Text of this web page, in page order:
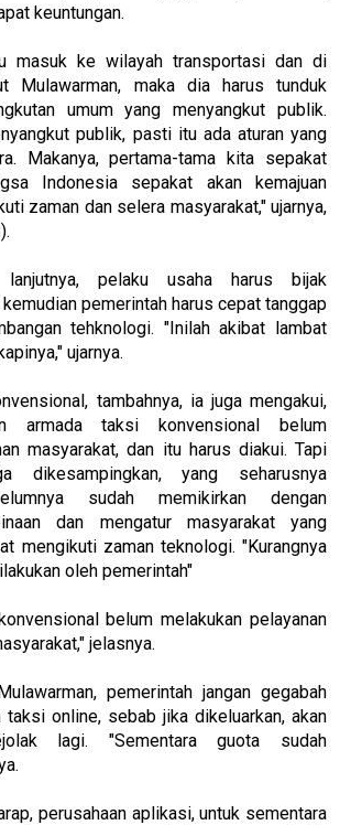
keuntungan.
masuk ke wilayah transportasi dan di
Mulawarman, maka dia harus tunduk
umum yang menyangkut publik.
publik, pasti itu ada aturan yang
Makanya, pertama-tama kita sepakat
Indonesia sepakat akan kemajuan
zaman dan selera masyarakat," ujarnya,
lanjutnya, pelaku usaha harus bijak
pemerintah harus cepat tanggap
tehknologi. "Inilah akibat lambat
ujarnya.
tambahnya, ia juga mengakui,
armada taksi konvensional belum
masyarakat, dan itu harus diakui. Tapi
dikesampingkan, yang seharusnya
sudah memikirkan dengan
dan mengatur masyarakat yang
mengikuti zaman teknologi. "Kurangnya
oleh pemerintah"
belum melakukan pelayanan
jelasnya.
pemerintah jangan gegabah
taksi online, sebab jika dikeluarkan, akan
lagi. "Sementara guota sudah
perusahaan aplikasi, untuk sementara